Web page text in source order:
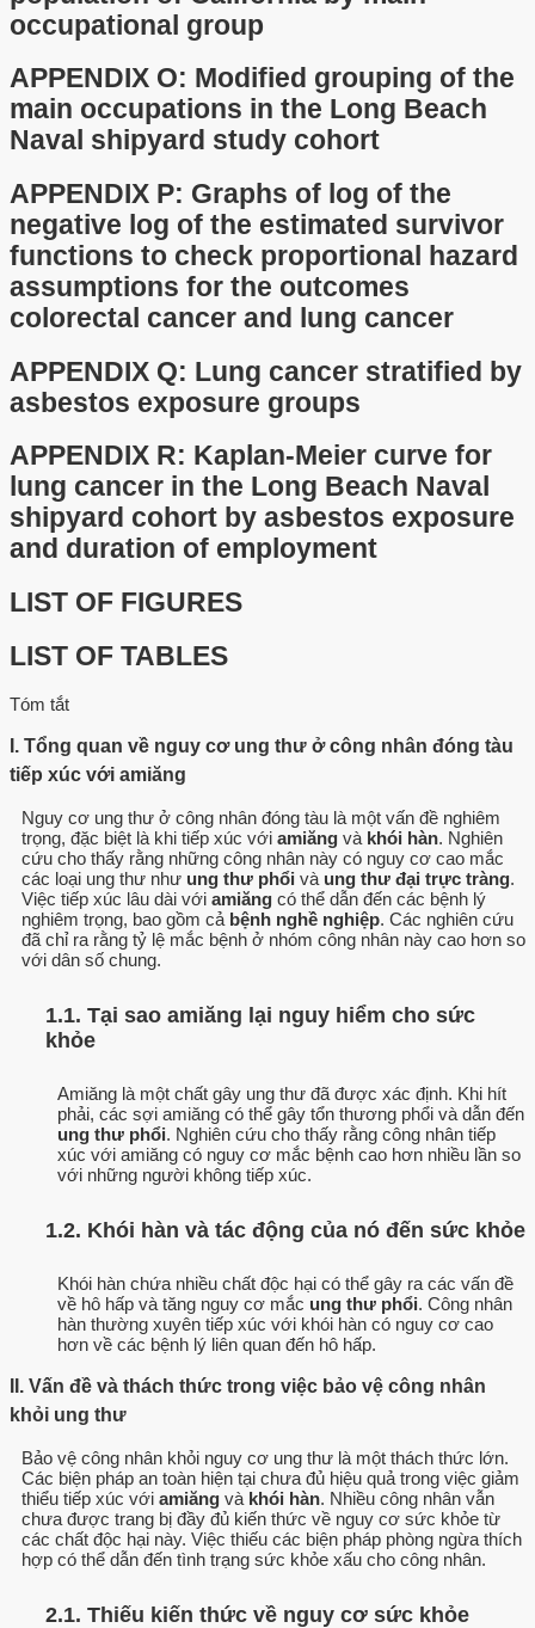
occupational group
APPENDIX O: Modified grouping of the
main occupations in the Long Beach
Naval shipyard study cohort
APPENDIX P: Graphs of log of the
negative log of the estimated survivor
functions to check proportional hazard
assumptions for the outcomes
colorectal cancer and lung cancer
APPENDIX Q: Lung cancer stratified by
asbestos exposure groups
APPENDIX R: Kaplan-Meier curve for
lung cancer in the Long Beach Naval
shipyard cohort by asbestos exposure
and duration of employment
LIST OF FIGURES
LIST OF TABLES
Tóm tắt
I. Tổng quan về nguy cơ ung thư ở công nhân đóng tàu
tiếp xúc với amiăng
Nguy cơ ung thư ở công nhân đóng tàu là một vấn đề nghiêm
trọng, đặc biệt là khi tiếp xúc với amiăng và khói hàn. Nghiên
cứu cho thấy rằng những công nhân này có nguy cơ cao mắc
các loại ung thư như ung thư phổi và ung thư đại trực tràng.
Việc tiếp xúc lâu dài với amiăng có thể dẫn đến các bệnh lý
nghiêm trọng, bao gồm cả bệnh nghề nghiệp. Các nghiên cứu
đã chỉ ra rằng tỷ lệ mắc bệnh ở nhóm công nhân này cao hơn so
với dân số chung.
1.1. Tại sao amiăng lại nguy hiểm cho sức
khỏe
Amiăng là một chất gây ung thư đã được xác định. Khi hít
phải, các sợi amiăng có thể gây tổn thương phổi và dẫn đến
ung thư phổi. Nghiên cứu cho thấy rằng công nhân tiếp
xúc với amiăng có nguy cơ mắc bệnh cao hơn nhiều lần so
với những người không tiếp xúc.
1.2. Khói hàn và tác động của nó đến sức khỏe
Khói hàn chứa nhiều chất độc hại có thể gây ra các vấn đề
về hô hấp và tăng nguy cơ mắc ung thư phổi. Công nhân
hàn thường xuyên tiếp xúc với khói hàn có nguy cơ cao
hơn về các bệnh lý liên quan đến hô hấp.
II. Vấn đề và thách thức trong việc bảo vệ công nhân
khỏi ung thư
Bảo vệ công nhân khỏi nguy cơ ung thư là một thách thức lớn.
Các biện pháp an toàn hiện tại chưa đủ hiệu quả trong việc giảm
thiểu tiếp xúc với amiăng và khói hàn. Nhiều công nhân vẫn
chưa được trang bị đầy đủ kiến thức về nguy cơ sức khỏe từ
các chất độc hại này. Việc thiếu các biện pháp phòng ngừa thích
hợp có thể dẫn đến tình trạng sức khỏe xấu cho công nhân.
2.1. Thiếu kiến thức về nguy cơ sức khỏe